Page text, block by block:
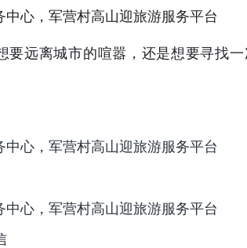
远离城市的喧嚣，还是想要寻找